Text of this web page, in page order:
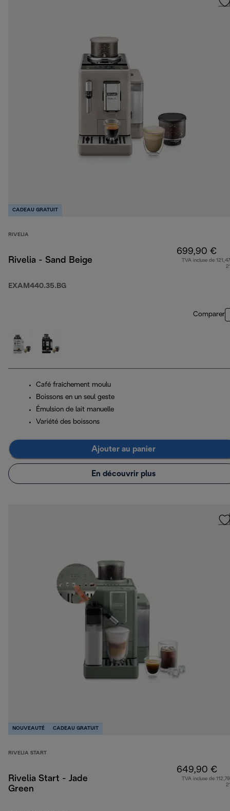
CADEAU GRATUIT
RIVELIA
Rivelia - Sand Beige
EXAM440.35.BG
699,90 €
TVA incluse de
Comparer
Café fraîchement moulu
Boissons en un seul geste
Émulsion de lait manuelle
Variété des boissons
Ajouter au panier
En découvrir plus
NOUVEAUTÉ CADEAU GRATUIT
RIVELIA START
Rivelia Start - Jade
Green
649,90 €
TVA incluse de